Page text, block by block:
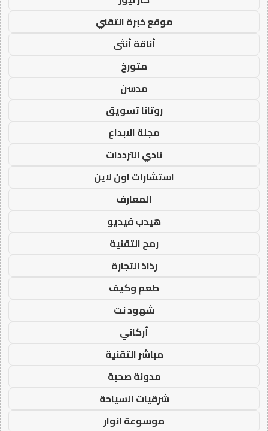
موقع خبرة التقني
أناقة أنثى
متورخ
مدسن
روتانا تسويق
مجلة الابداع
نادي الترددات
استشارات اون لاين
المعارف
هيدب فيديو
رمح التقنية
رذاذ التجارة
طعم وكيف
شهود نت
أركاني
مباشر التقنية
مدونة صحبة
شرقيات السياحة
موسوعة انوار